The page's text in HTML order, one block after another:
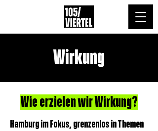
Wirkung
Wie erzielen wir Wirkung?
Hamburg im Fokus, grenzenlos in Themen